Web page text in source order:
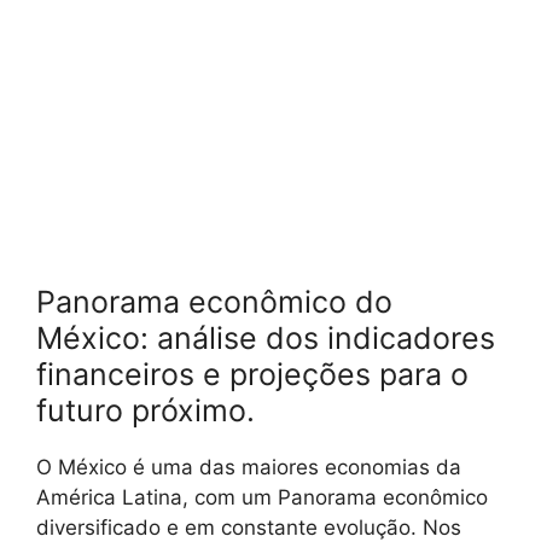
Panorama econômico do
México: análise dos indicadores
financeiros e projeções para o
futuro próximo.
O México é uma das maiores economias da
América Latina, com um Panorama econômico
diversificado e em constante evolução. Nos